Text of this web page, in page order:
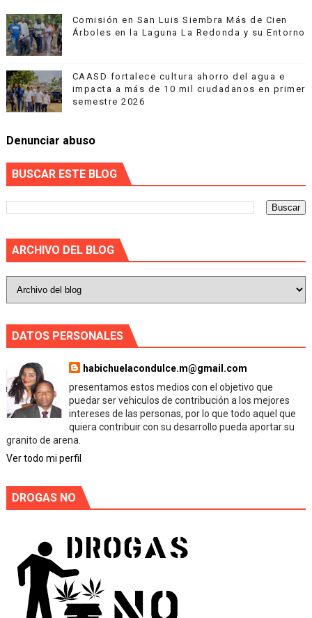
Comisión en San Luis Siembra Más de Cien
Árboles en la Laguna La Redonda y su Entorno
CAASD fortalece cultura ahorro del agua e
impacta a más de 10 mil ciudadanos en primer
semestre 2026
Denunciar abuso
BUSCAR ESTE BLOG
ARCHIVO DEL BLOG
DATOS PERSONALES
habichuelacondulce.m@gmail.com
presentamos estos medios con el objetivo que
puedar ser vehiculos de contribución a los mejores
intereses de las personas, por lo que todo aquel que
quiera contribuir con su desarrollo pueda aportar su
granito de arena.
Ver todo mi perfil
DROGAS NO